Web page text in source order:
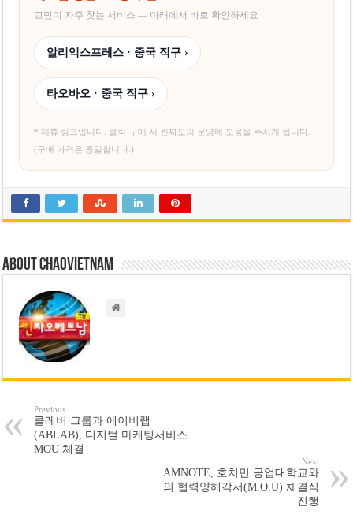
교민이 자주 찾는 서비스 — 아래에서 바로 확인하세요
알리익스프레스 · 중국 직구 ›
타오바오 · 중국 직구 ›
* 제휴 링크입니다. 클릭·구매 시 씬짜오의 운영에 도움을 주시게 됩니다.
(구매 가격은 동일합니다.)
About chaovietnam
Previous
클레버 그룹과 에이비랩
(ABLAB), 디지털 마케팅서비스
MOU 체결
Next
AMNOTE, 호치민 공업대학교와
의 협력양해각서(M.O.U) 체결식
진행